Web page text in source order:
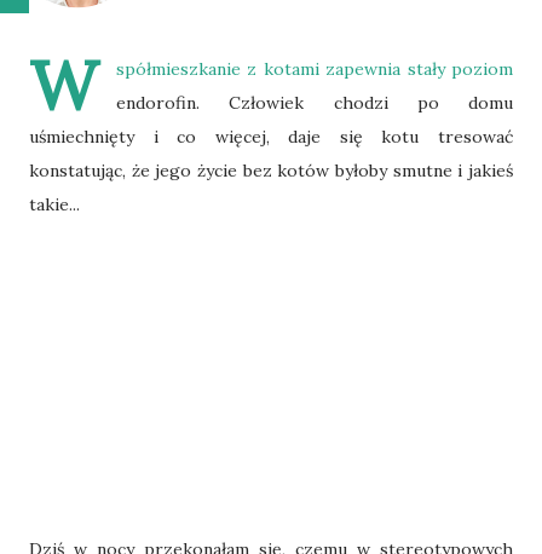
W
spółmieszkanie z kotami zapewnia stały poziom
endorofin. Człowiek chodzi po domu
uśmiechnięty i co więcej, daje się kotu tresować
konstatując, że jego życie bez kotów byłoby smutne i jakieś
takie...
Dziś w nocy przekonałam się, czemu w stereotypowych